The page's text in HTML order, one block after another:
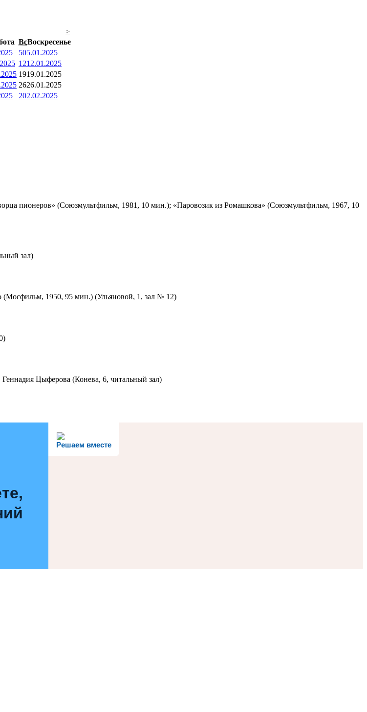
>
ВсВоскресенье
505.01.2025
1212.01.2025
1919.01.2025
2626.01.2025
202.02.2025
пионеров» (Союзмультфильм, 1981, 10 мин.); «Паровозик из Ромашкова» (Союзмультфильм, 1967, 10
зал)
(Мосфильм, 1950, 95 мин.) (Ульяновой, 1, зал № 12)
Цыферова (Конева, 6, читальный зал)
Решаем вместе